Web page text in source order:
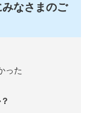
なさまのご
った